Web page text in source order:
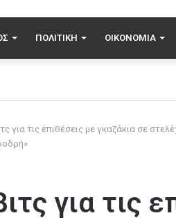
ΠΟΛΙΤΙΚΉ ΟΙΚΟΝΟΜΊΑ
για τις επιθέσεις με γκαζάκια σε
για τις